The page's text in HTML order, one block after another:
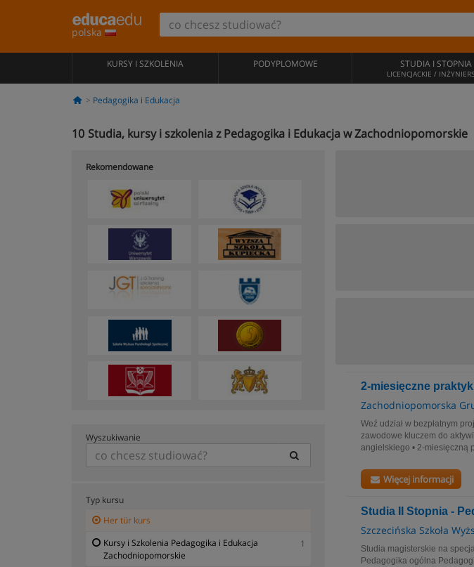
polska
KURSY I SZKOLENIA PODYPLOMOWE STUDIA I STOPNIA
LICENCJACKIE /
Pedagogika i Edukacja
10 Studia, kursy i szkolenia z Pedagogika i Edukacja w Zachodniopomorskie
2-miesięczne
Zachodniopomorska
Weź udział w bezpłatnym
zawodowe kluczem do
angielskiego • 2-miesięczną
Więcej informacji
Studia II Stopnia -
Szczecińska Szkoła
Studia magisterskie na
Pedagogika ogólna
Rekomendowane
Wyszukiwanie
Typ kursu
Her tür kurs
Kursy i Szkolenia Pedagogika i Edukacja
Zachodniopomorskie
1